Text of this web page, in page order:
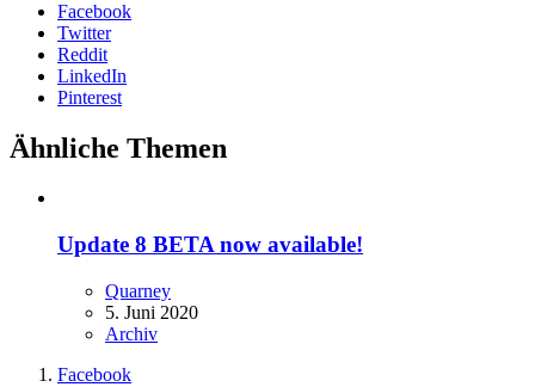
Facebook
Twitter
Reddit
LinkedIn
Pinterest
Ähnliche Themen
Update 8 BETA now available!
Quarney
5. Juni 2020
Archiv
Facebook